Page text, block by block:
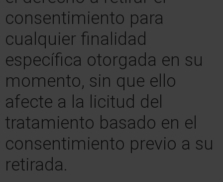
consentimiento para
cualquier finalidad
específica otorgada en su
momento, sin que ello
afecte a la licitud del
tratamiento basado en el
consentimiento previo a su
retirada.